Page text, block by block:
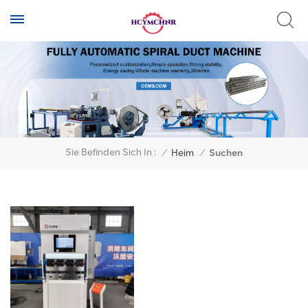
Sie Befinden Sich In : / Heim / Suchen